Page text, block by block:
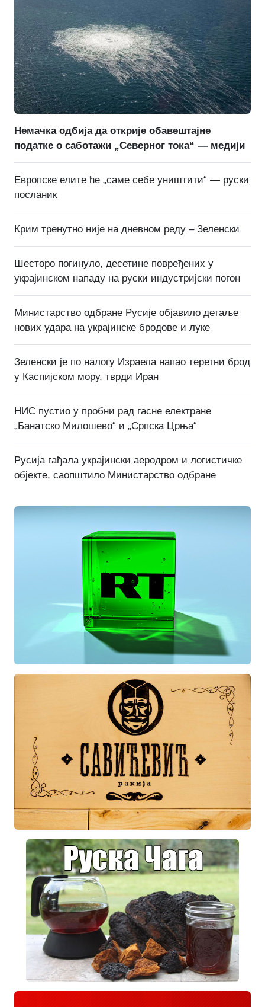
Немачка одбија да открије обавештајне
податке о саботажи „Северног тока“ — медији
Европске елите ће „саме себе уништити“ — руски
посланик
Крим тренутно није на дневном реду – Зеленски
Шесторо погинуло, десетине повређених у
украјинском нападу на руски индустријски погон
Министарство одбране Русије објавило детаље
нових удара на украјинске бродове и луке
Зеленски је по налогу Израела напао теретни брод
у Каспијском мору, тврди Иран
НИС пустио у пробни рад гасне електране
„Банатско Милошево“ и „Српска Црња“
Русија гађала украјински аеродром и логистичке
објекте, саопштило Министарство одбране